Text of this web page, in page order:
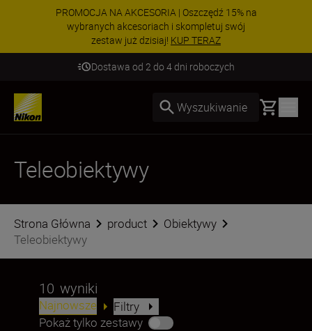
PROMOCJA NA AKCESORIA | Oszczędź 15% na
wybranych akcesoriach i skompletuj swój
zestaw już dzisiaj! KUP TERAZ
Dostawa od 2 do 4 dni roboczych
Wyszukiwanie Basket
Teleobiektywy
Strona Główna product
Obiektywy
Teleobiektywy
10 wyniki
Najnowsze
Filtry
Pokaż tylko zestawy